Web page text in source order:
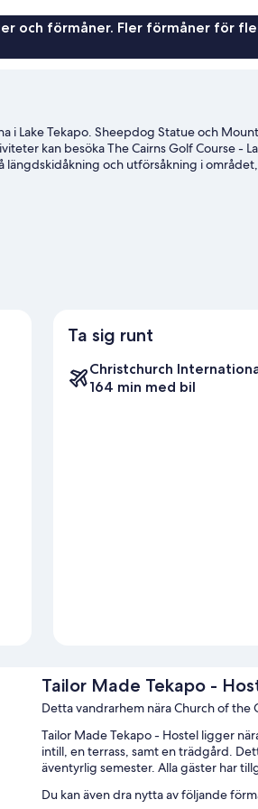
och förmåner. Fler förmåner för
i Lake Tekapo. Sheepdog Statue och
kan besöka The Cairns Golf Course -
och utförsåkning i
Ta sig runt
Christchurch
164 min med bil
Tailor Made Tekapo -
Detta vandrarhem nära Church of the
Tailor Made Tekapo - Hostel ligger
intill, en terrass, samt en trädgård.
äventyrlig semester. Alla gäster har
Du kan även dra nytta av följande